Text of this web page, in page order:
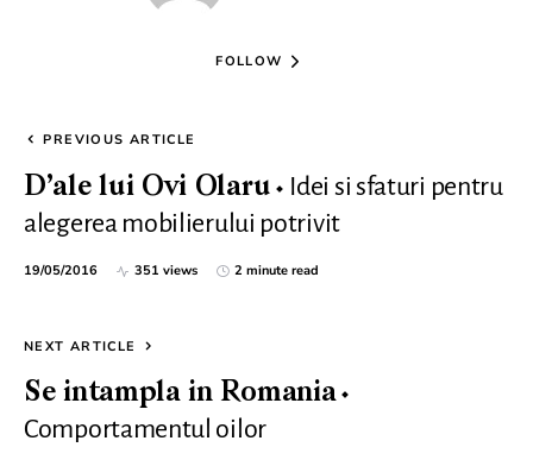
FOLLOW
PREVIOUS ARTICLE
D’ale lui Ovi Olaru
Idei si sfaturi pentru
alegerea mobilierului potrivit
19/05/2016 351 views 2 minute read
NEXT ARTICLE
Se intampla in Romania
Comportamentul oilor